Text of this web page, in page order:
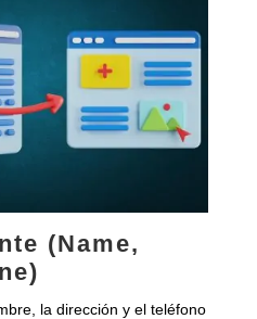
(Name,
la dirección y el teléfono